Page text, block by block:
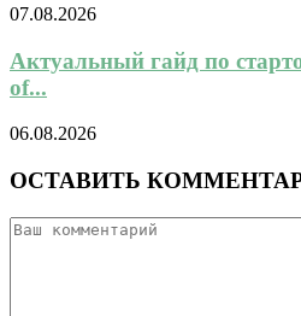
07.08.2026
Актуальный гайд по
of...
06.08.2026
ОСТАВИТЬ